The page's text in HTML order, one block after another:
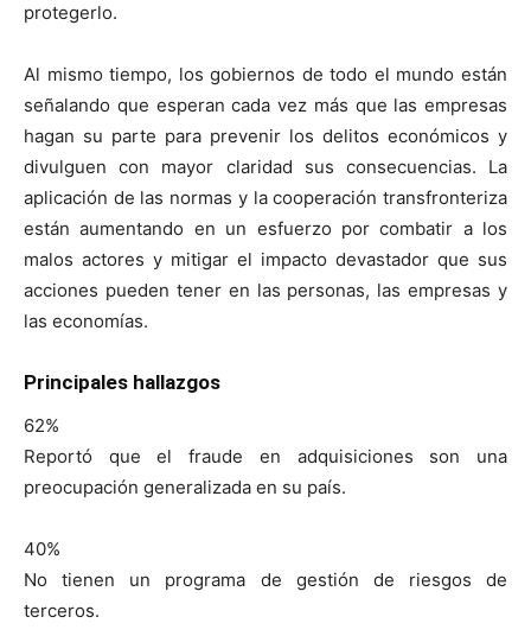
protegerlo.
Al mismo tiempo, los gobiernos de todo el mundo están
señalando que esperan cada vez más que las empresas
hagan su parte para prevenir los delitos económicos y
divulguen con mayor claridad sus consecuencias. La
aplicación de las normas y la cooperación transfronteriza
están aumentando en un esfuerzo por combatir a los
malos actores y mitigar el impacto devastador que sus
acciones pueden tener en las personas, las empresas y
las economías.
Principales hallazgos
62%
Reportó que el fraude en adquisiciones son una
preocupación generalizada en su país.
40%
No tienen un programa de gestión de riesgos de
terceros.